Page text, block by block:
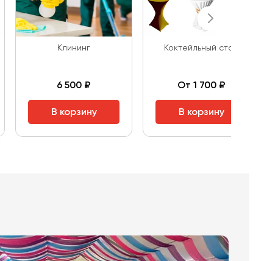
Клининг
6 500 ₽
В корзину
Коктейльный стол
От 1 700 ₽
В корзину